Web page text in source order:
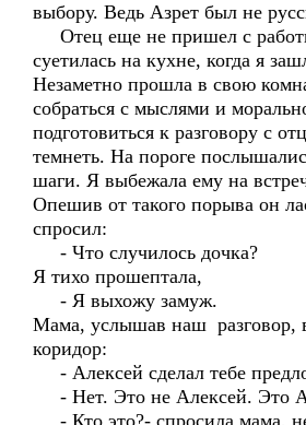
выбору. Ведь Азрет был не
Отец еще не пришел с
суетилась на кухне, когда я
Незаметно прошла в свою
собраться с мыслями и
подготовиться к разговору с
темнеть. На пороге
шаги. Я выбежала ему на
Опешив от такого порыва он
спросил:
- Что случилось дочка?
Я тихо прошептала,
- Я выхожу замуж.
Мама, услышав наш разговор,
коридор:
- Алексей сделал тебе
- Нет. Это не Алексей. Это
- Кто это?- спросила мама,